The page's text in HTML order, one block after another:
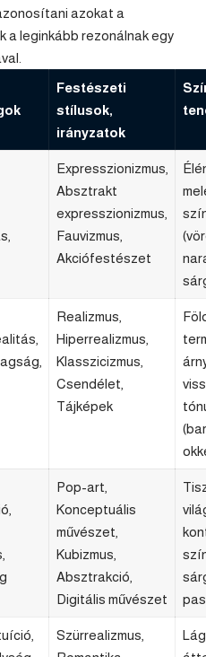
azokat a
leginkább rezonálnak egy
Festészeti
stílusok,
irányzatok
Expresszionizmus,
Absztrakt
expresszionizmus,
Fauvizmus,
Akciófestészet
Realizmus,
Hiperrealizmus,
Klasszicizmus,
Csendélet,
Tájképek
Pop-art,
Konceptuális
művészet,
Kubizmus,
Absztrakció,
Digitális művészet
Szürrealizmus,